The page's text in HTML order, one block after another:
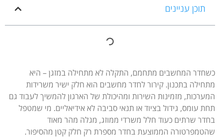
תוכן עניינים
כשחדר המחשבים מתחמם, התקלה לא מתחילה במזגן – היא
מתחילה בתכנון. קירור לחדר מחשבים הוא חלק ישיר משרידות
המערכות, מזמינות השירות ומהיכולת של הארגון להמשיך לעבוד גם
תחת עומס, גידול בציוד או תנאי סביבה לא אידיאליים. מי שמטפל
בחדר שרתים כעוד חלל משרדי ממוזג, מגלה מהר מאוד
שהטמפרטורה הממוצעת בחדר מספרת רק חלק קטן מהסיפור.